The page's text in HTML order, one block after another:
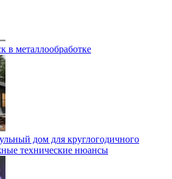
в металлообработке
дом для круглогодичного
технические нюансы